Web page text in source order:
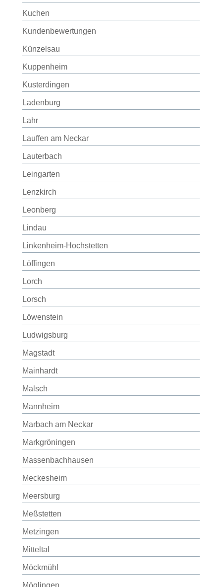
Kuchen
Kundenbewertungen
Künzelsau
Kuppenheim
Kusterdingen
Ladenburg
Lahr
Lauffen am Neckar
Lauterbach
Leingarten
Lenzkirch
Leonberg
Lindau
Linkenheim-Hochstetten
Löffingen
Lorch
Lorsch
Löwenstein
Ludwigsburg
Magstadt
Mainhardt
Malsch
Mannheim
Marbach am Neckar
Markgröningen
Massenbachhausen
Meckesheim
Meersburg
Meßstetten
Metzingen
Mitteltal
Möckmühl
Möglingen